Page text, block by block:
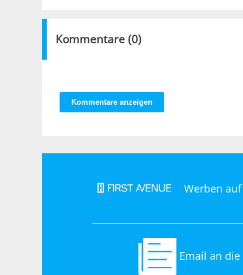
Kommentare (0)
Kommentare anzeigen
Werben auf
Email an die